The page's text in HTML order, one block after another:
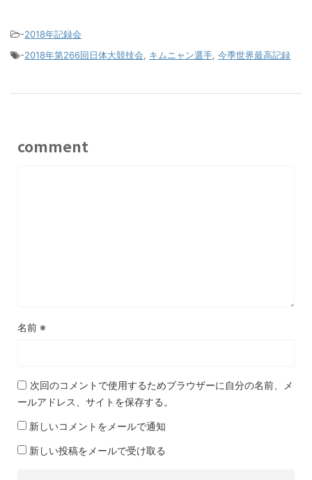
-2018年記録会
-2018年第266回日体大競技会, キムニャン選手, 今季世界最高記録
comment
名前 ※
次回のコメントで使用するためブラウザーに自分の名前、メ
ールアドレス、サイトを保存する。
新しいコメントをメールで通知
新しい投稿をメールで受け取る